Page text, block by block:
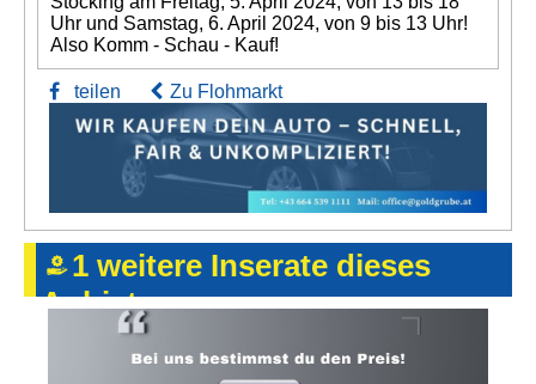
Uhr und Samstag, 6. April 2024, von 9 bis 13 Uhr!
Also Komm - Schau - Kauf!
teilen Zu Flohmarkt
1 weitere Inserate dieses
Anbieters